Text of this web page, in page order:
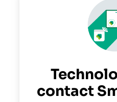
contact